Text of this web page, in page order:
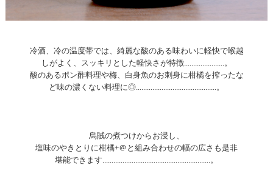
冷酒、冷の温度帯では、綺麗な酸のある味わいに軽快で喉越
しがよく、スッキリとした軽快さが特徴......................。
酸のあるポン酢料理や梅、白身魚のお刺身に柑橘を搾ったな
ど味の濃くない料理に◎............................................。
烏賊の煮つけからお浸し、
塩味のやきとりに柑橘+＠と組み合わせの幅の広さも是非
堪能できます...........................................................。